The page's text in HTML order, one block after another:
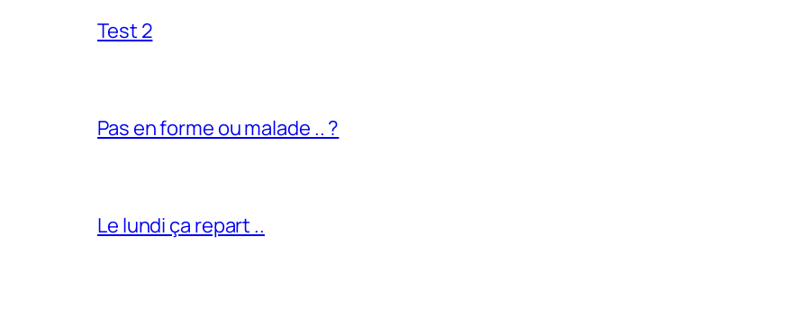
Test 2
Pas en forme ou malade .. ?
Le lundi ça repart ..